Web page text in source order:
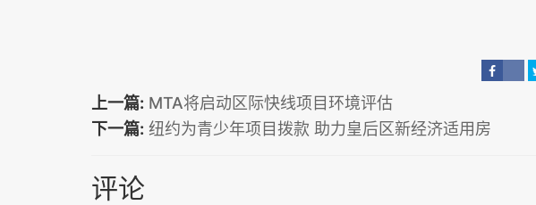
上一篇: MTA将启动区际快线项目环境评估
下一篇: 纽约为青少年项目拨款 助力皇后区新经济适用房
评论